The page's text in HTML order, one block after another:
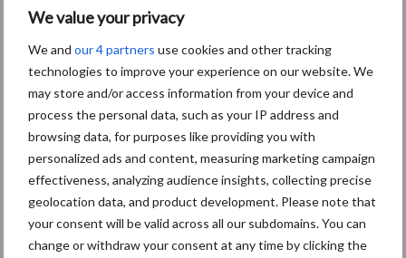
We value your privacy
We and our 4 partners use cookies and other tracking
technologies to improve your experience on our website. We
may store and/or access information from your device and
process the personal data, such as your IP address and
browsing data, for purposes like providing you with
personalized ads and content, measuring marketing campaign
effectiveness, analyzing audience insights, collecting precise
geolocation data, and product development. Please note that
your consent will be valid across all our subdomains. You can
change or withdraw your consent at any time by clicking the
Van onze partner Heemskerk
DS opname uit ruwvoer
omhoog
Van onze partner Heemskerk
Waardevolle informatie zit
van binnen!